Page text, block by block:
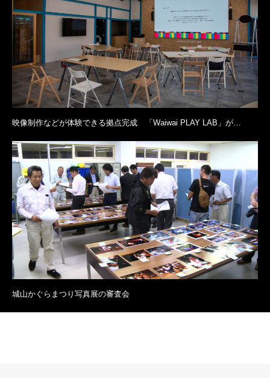
映像制作などが体験できる拠点完成 「Waiwai PLAY LAB」が…
城山かぐらまつり写真展の審査会